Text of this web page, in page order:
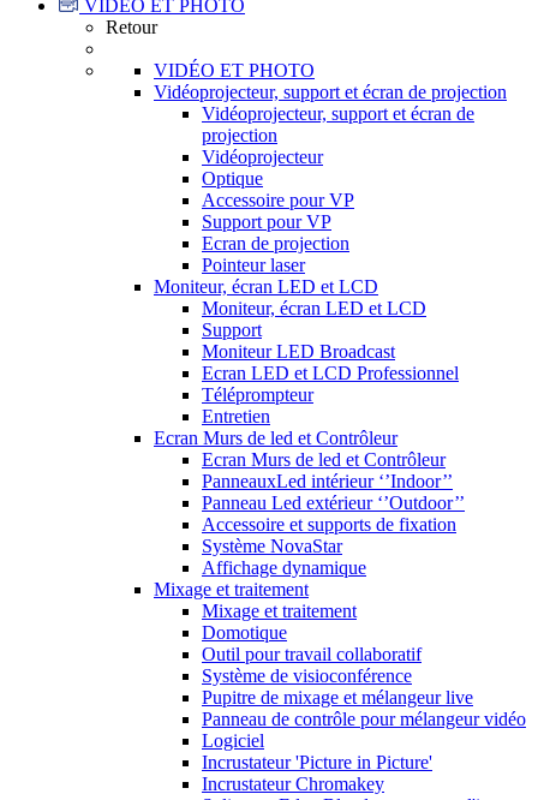
VIDÉO ET PHOTO
Retour
VIDÉO ET PHOTO
Vidéoprojecteur, support et écran de projection
Vidéoprojecteur, support et écran de
projection
Vidéoprojecteur
Optique
Accessoire pour VP
Support pour VP
Ecran de projection
Pointeur laser
Moniteur, écran LED et LCD
Moniteur, écran LED et LCD
Support
Moniteur LED Broadcast
Ecran LED et LCD Professionnel
Téléprompteur
Entretien
Ecran Murs de led et Contrôleur
Ecran Murs de led et Contrôleur
PanneauxLed intérieur ‘’Indoor’’
Panneau Led extérieur ‘’Outdoor’’
Accessoire et supports de fixation
Système NovaStar
Affichage dynamique
Mixage et traitement
Mixage et traitement
Domotique
Outil pour travail collaboratif
Système de visioconférence
Pupitre de mixage et mélangeur live
Panneau de contrôle pour mélangeur vidéo
Logiciel
Incrustateur 'Picture in Picture'
Incrustateur Chromakey